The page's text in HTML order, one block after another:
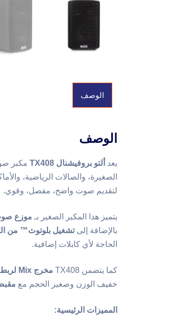
الوصف
الوصف
يعد ألتو بروفيشنال TX408
الصغيرة، والصالات الرياضية،
لتقديم صوت واضح، مفصل، وقوي.
يتميز هذا المكبر الصغير بـ موزع صوت
بالإضافة إلىتشغيل بلوتوث™ من
الحاجة لأي كابلات إضافية.
كما يتضمن TX408 مخرج Mix لربط عدة سماعات
خفيف الوزن وصغير الحجم مع
المميزات الرئيسية: